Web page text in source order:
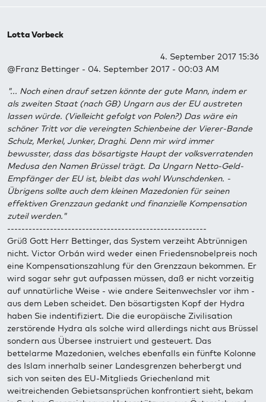
Lotta Vorbeck
4. September 2017 15:36
@Franz Bettinger - 04. September 2017 - 00:03 AM
"... Noch einen drauf setzen könnte der gute Mann, indem er
als zweiten Staat (nach GB) Ungarn aus der EU austreten
lassen würde. (Vielleicht gefolgt von Polen?) Das wäre ein
schöner Tritt vor die vereingten Schienbeine der Vierer-Bande
Schulz, Merkel, Junker, Draghi. Denn mir wird immer
bewusster, dass das bösartigste Haupt der volksverratenden
Medusa den Namen Brüssel trägt. Da Ungarn Netto-Geld-
Empfänger der EU ist, bleibt das wohl Wunschdenken. -
Übrigens sollte auch dem kleinen Mazedonien für seinen
effektiven Grenzzaun gedankt und finanzielle Kompensation
zuteil werden."
--------------------------------------------------------
Grüß Gott Herr Bettinger, das System verzeiht Abtrünnigen
nicht. Victor Orbán wird weder einen Friedensnobelpreis noch
eine Kompensationszahlung für den Grenzzaun bekommen. Er
wird sogar sehr gut aufpassen müssen, daß er nicht vorzeitig
auf unnatürliche Weise - wie andere Seitenwechsler vor ihm -
aus dem Leben scheidet. Den bösartigsten Kopf der Hydra
haben Sie indentifiziert. Die die europäische Zivilisation
zerstörende Hydra als solche wird allerdings nicht aus Brüssel
sondern aus Übersee instruiert und gesteuert. Das
bettelarme Mazedonien, welches ebenfalls ein fünfte Kolonne
des Islam innerhalb seiner Landesgrenzen beherbergt und
sich von seiten des EU-Mitglieds Griechenland mit
weitreichenden Gebietsansprüchen konfrontiert sieht, bekam